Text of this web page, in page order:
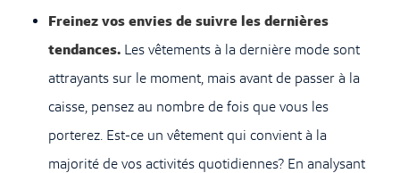
Freinez vos envies de suivre les dernières
tendances.Les vêtements à la dernière mode sont
attrayants sur le moment, mais avant de passer à la
caisse, pensez au nombre de fois que vous les
porterez. Est-ce un vêtement qui convient à la
majorité de vos activités quotidiennes? En analysant